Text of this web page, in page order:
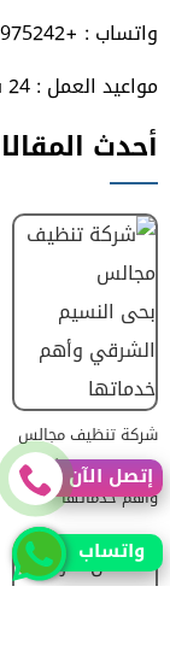
واتساب : +966537975242
مواعيد العمل : 24 ساعة طوال أيام الأسبوع
أحدث
شركة تنظيف مجالس
بحى النسيم الشرقي
وأهم خدماتها
إتصل الآن
واتساب